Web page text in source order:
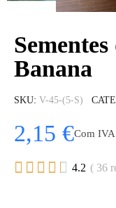
Banana
SKU V-45-(5-S)
2,15 €Com IVA
     4.2 ( 36